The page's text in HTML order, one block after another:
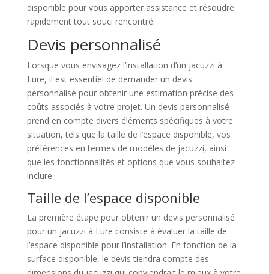
disponible pour vous apporter assistance et résoudre
rapidement tout souci rencontré.
Devis personnalisé
Lorsque vous envisagez l’installation d’un jacuzzi à
Lure, il est essentiel de demander un devis
personnalisé pour obtenir une estimation précise des
coûts associés à votre projet. Un devis personnalisé
prend en compte divers éléments spécifiques à votre
situation, tels que la taille de l’espace disponible, vos
préférences en termes de modèles de jacuzzi, ainsi
que les fonctionnalités et options que vous souhaitez
inclure.
Taille de l’espace disponible
La première étape pour obtenir un devis personnalisé
pour un jacuzzi à Lure consiste à évaluer la taille de
l’espace disponible pour l’installation. En fonction de la
surface disponible, le devis tiendra compte des